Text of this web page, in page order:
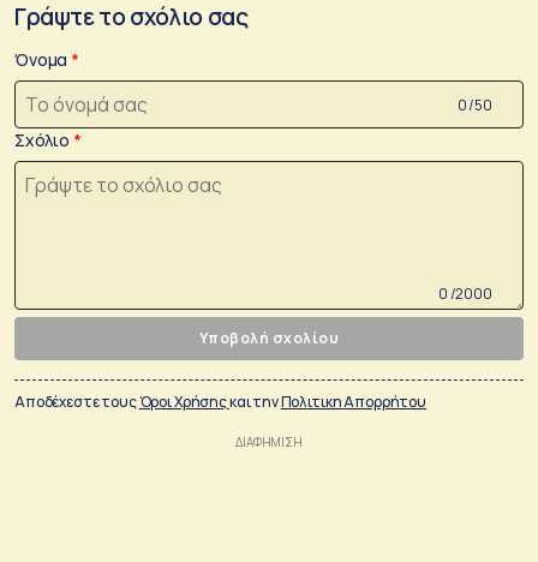
Γράψτε το σχόλιο σας
Όνομα
0 /50
Σχόλιο
0 /2000
Υποβολή σχολίου
Αποδέχεστε τουςΌροι Χρήσηςκαι τηνΠολιτικη Απορρήτου